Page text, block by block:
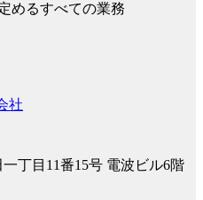
めるすべての業務
社
丁目11番15号 電波ビル6階